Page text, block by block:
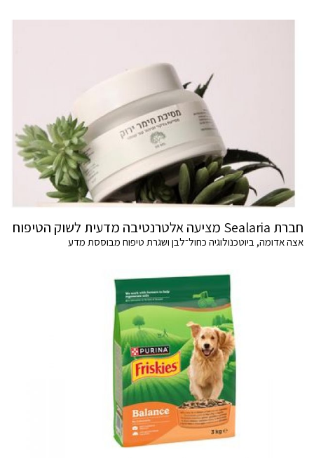
חברת Sealaria מציעה אלטרנטיבה מדעית לשוק הטיפוח
אצה אדומה, ביוטכנולוגיה כחול־לבן ושגרת טיפוח מבוססת מדע